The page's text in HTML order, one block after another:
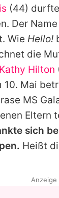
Utiq
(44)
Der
Wie Hello!
die
Kathy Hilton
10. Mai
MS
Eltern
sich
Heißt
Anzeige